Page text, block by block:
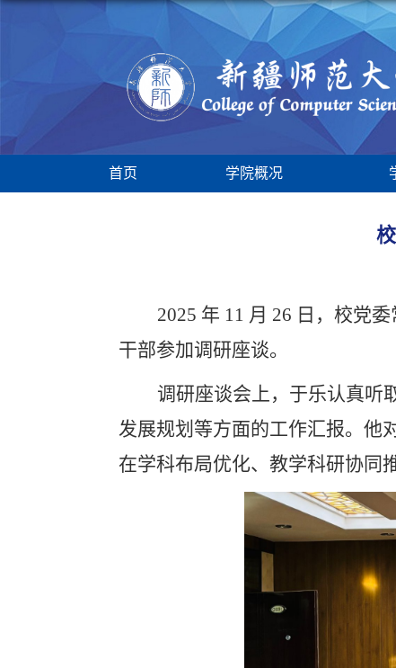
首页 学院概况
2025 年 11 月 26 日， 校党委
干部参加调研座谈。
调研座谈会上，于乐认真听
发展规划等方面的工作汇报。他
在学科布局优化、教学科研协同